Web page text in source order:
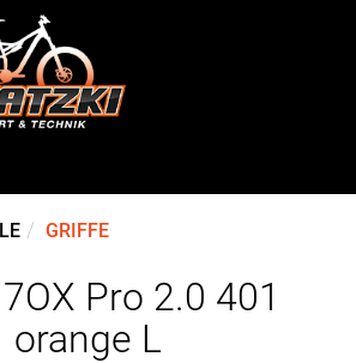
GRIFFE
Pro 2.0 401
orange L